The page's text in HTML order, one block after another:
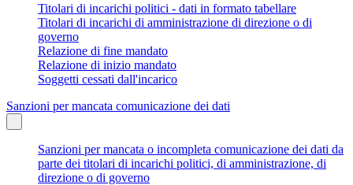
Titolari di incarichi politici - dati in formato tabellare
Titolari di incarichi di amministrazione di direzione o di
governo
Relazione di fine mandato
Relazione di inizio mandato
Soggetti cessati dall'incarico
Sanzioni per mancata comunicazione dei dati
Sanzioni per mancata o incompleta comunicazione dei dati da
parte dei titolari di incarichi politici, di amministrazione, di
direzione o di governo